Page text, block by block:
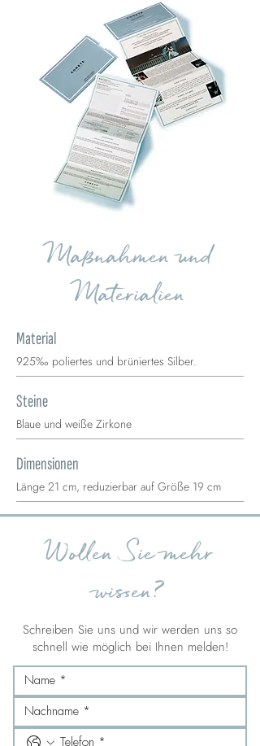
Maßnahmen und
Materialien
Material
925‰ poliertes und brüniertes Silber.
Steine
Blaue und weiße Zirkone
Dimensionen
Länge 21 cm, reduzierbar auf Größe 19 cm
Wollen Sie mehr
wissen?
Schreiben Sie uns und wir werden uns so
schnell wie möglich bei Ihnen melden!